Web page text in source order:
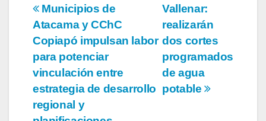
Navegación
de
entradas
Vallenar:
realizarán
dos cortes
programados
de agua
potable
Municipios de
Atacama y CChC
Copiapó impulsan labor
para potenciar
vinculación entre
estrategia de desarrollo
regional y